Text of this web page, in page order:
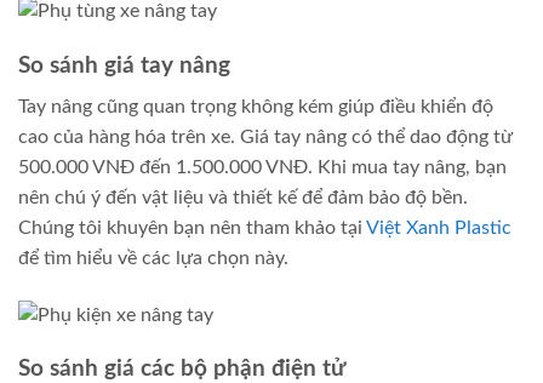
So sánh giá tay nâng
Tay nâng cũng quan trọng không kém giúp điều khiển độ
cao của hàng hóa trên xe. Giá tay nâng có thể dao động từ
500.000 VNĐ đến 1.500.000 VNĐ. Khi mua tay nâng, bạn
nên chú ý đến vật liệu và thiết kế để đảm bảo độ bền.
Chúng tôi khuyên bạn nên tham khảo tại Việt Xanh Plastic
để tìm hiểu về các lựa chọn này.
So sánh giá các bộ phận điện tử